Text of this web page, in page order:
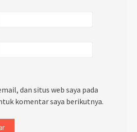
dan situs web saya pada
komentar saya berikutnya.